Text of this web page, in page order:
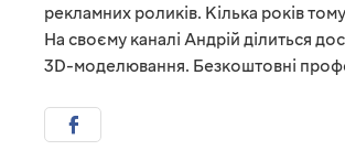
рекламних роликів. Кілька років
На своєму каналі Андрій ділиться
3D-моделювання. Безкоштовні